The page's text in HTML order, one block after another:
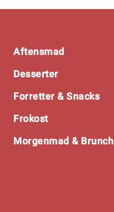
Footer
Aftensmad
Desserter
Forretter & Snacks
Frokost
Morgenmad & Brunch